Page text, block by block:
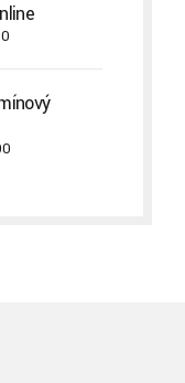
through
through